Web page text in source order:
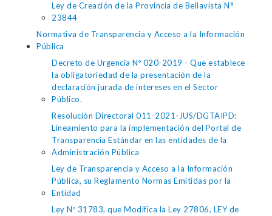
Ley de Creación de la Provincia de Bellavista N°
23844
Normativa de Transparencia y Acceso a la Información
Pública
Decreto de Urgencia Nº 020-2019 - Que establece
la obligatoriedad de la presentación de la
declaración jurada de intereses en el Sector
Público.
Resolución Directoral 011-2021-JUS/DGTAIPD:
Lineamiento para la implementación del Portal de
Transparencia Estándar en las entidades de la
Administración Pública
Ley de Transparencia y Acceso a la Información
Pública, su Reglamento Normas Emitidas por la
Entidad
Ley Nº 31783, que Modifica la Ley 27806, LEY de